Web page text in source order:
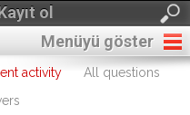
ol
Menüyü göster
activity
All questions